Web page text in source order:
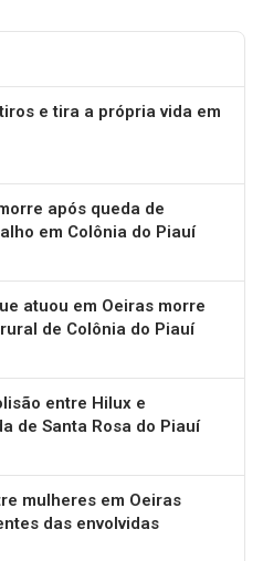
e tira a própria vida em
após queda de
em Colônia do Piauí
atuou em Oeiras morre
de Colônia do Piauí
entre Hilux e
de Santa Rosa do Piauí
mulheres em Oeiras
das envolvidas